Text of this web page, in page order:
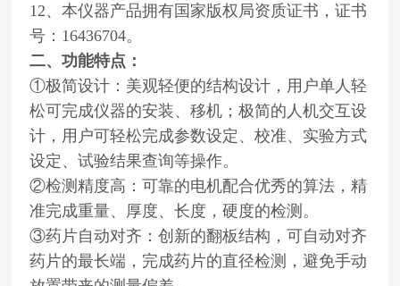
12、本仪器产品拥有国家版权局资质证书，证书
号：16436704。
二、功能特点：
①极简设计：美观轻便的结构设计，用户单人轻
松可完成仪器的安装、移机；极简的人机交互设
计，用户可轻松完成参数设定、校准、实验方式
设定、试验结果查询等操作。
②检测精度高：可靠的电机配合优秀的算法，精
准完成重量、厚度、长度，硬度的检测。
③药片自动对齐：创新的翻板结构，可自动对齐
药片的最长端，完成药片的直径检测，避免手动